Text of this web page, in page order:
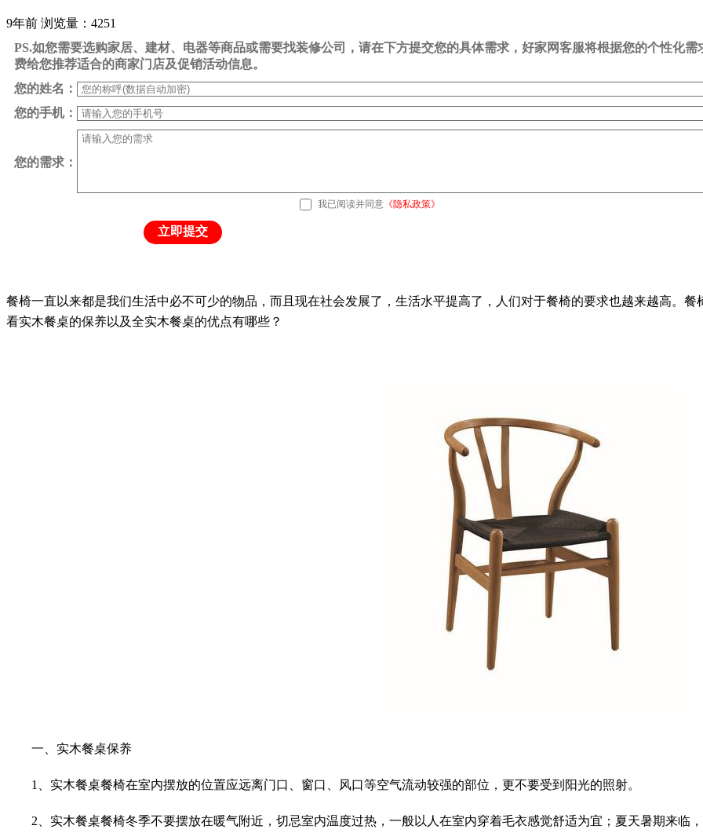
9年前 浏览量：4251
PS.如您需要选购家居、建材、电器等商品或需要找装修公司，请在下方提交您的具体需求，好家网客服将根据您的个性化需
费给您推荐适合的商家门店及促销活动信息。
您的姓名：
您的手机：
您的需求：
我已阅读并同意 《隐私政策》
立即提交
餐椅一直以来都是我们生活中必不可少的物品，而且现在社会发展了，生活水平提高了，人们对于餐椅的要求也越来越高。
看实木餐桌的保养以及全实木餐桌的优点有哪些？
一、实木餐桌保养
1、实木餐桌餐椅在室内摆放的位置应远离门口、窗口、风口等空气流动较强的部位，更不要受到阳光的照射。
2、实木餐桌餐椅冬季不要摆放在暖气附近，切忌室内温度过热，一般以人在室内穿着毛衣感觉舒适为宜；夏天暑期来临